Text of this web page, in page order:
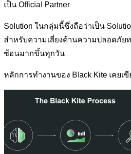
เป็น Official Partner
Solution ในกลุ่มนี้ซึ่งถือว่าเป็น
สำหรับความเสี่ยงด้านความปลอดภัย
ซ้อนมากขึ้นทุกวัน
หลักการทำงานของ Black Kite เคย